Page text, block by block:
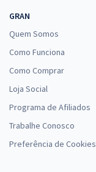
GRAN
Quem Somos
Como Funciona
Como Comprar
Loja Social
Programa de Afiliados
Trabalhe Conosco
Preferência de Cookies